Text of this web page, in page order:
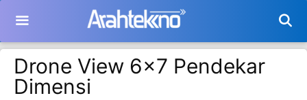
isi
Drone View 6×7 Pendekar
Dimensi